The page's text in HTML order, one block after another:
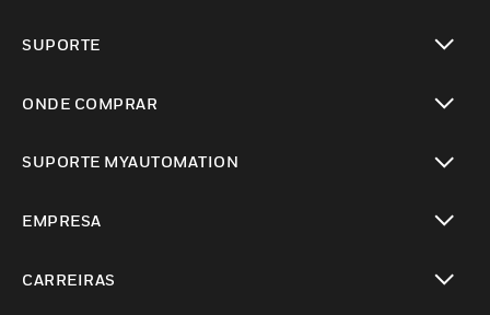
SUPORTE
ONDE COMPRAR
SUPORTE MYAUTOMATION
EMPRESA
CARREIRAS